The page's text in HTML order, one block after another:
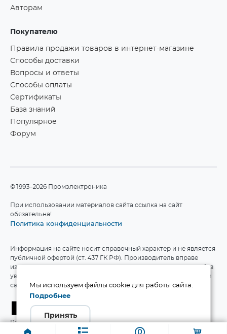
Авторам
Покупателю
Правила продажи товаров в интернет-магазине
Способы доставки
Вопросы и ответы
Способы оплаты
Сертификаты
База знаний
Популярное
Форум
©1993–2026 Промэлектроника
При использовании материалов сайта ссылка на сайт
обязательна!
Политика конфиденциальности
Информация на сайте носит справочный характер и не является
публичной офертой (ст. 437 ГК РФ). Производитель вправе
изменять технические характеристики и комплект поставки без
уведомления. Актуальные данные приведены на официальном
сайте производителя.
Разработка сайта
Мы используем файлы cookie для работы сайта.
Подробнее
Принять